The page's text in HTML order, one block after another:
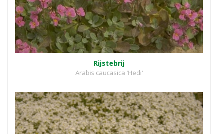
Rijstebrij
Arabis caucasica 'Hedi'